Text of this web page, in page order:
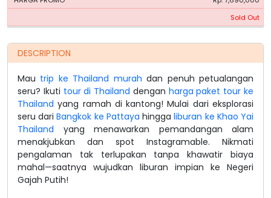
Sold Out
DESCRIPTION
Mau trip ke Thailand murah dan penuh petualangan
seru? Ikuti tour di Thailand dengan harga paket tour ke
Thailand yang ramah di kantong! Mulai dari eksplorasi
seru dariBangkok ke Pattaya hinggaliburan ke Khao Yai
Thailand yang menawarkan pemandangan alam
menakjubkan dan spot Instagramable. Nikmati
pengalaman tak terlupakan tanpa khawatir biaya
mahal—saatnya wujudkan liburan impian ke Negeri
Gajah Putih!